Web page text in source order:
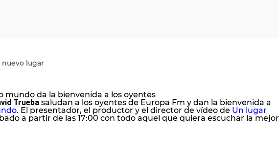
nuevo lugar
mundo da la bienvenida a los oyentes
Trueba saludan a los oyentes de Europa Fm y dan la bienvenida a
. El presentador, el productor y el director de vídeo de Un lugar
a partir de las 17:00 con todo aquel que quiera escuchar la mejor